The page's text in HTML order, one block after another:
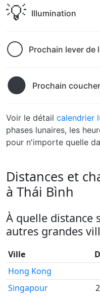
💡 Illumination
🌕 Prochain lever de
🌑 Prochain
Voir le détail calendrier
phases lunaires, les
pour n'importe quelle
Distances et
à Thái Bình
À quelle distance
autres grandes
Ville
Hong Kong
Singapour